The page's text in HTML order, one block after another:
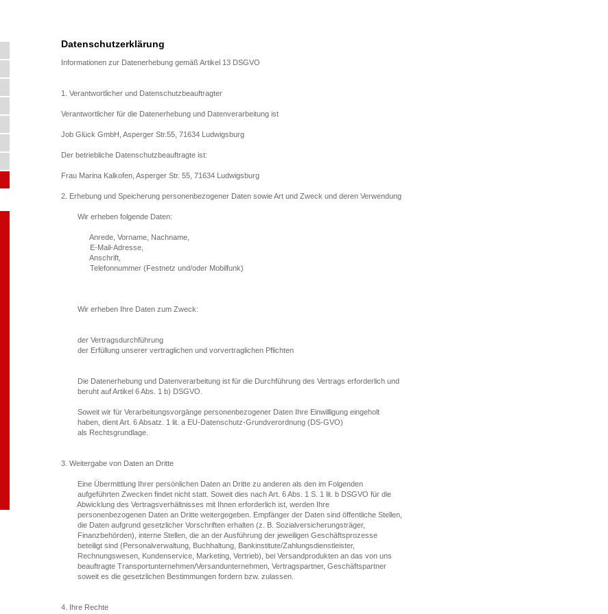
Datenschutzerklärung
Informationen zur Datenerhebung gemäß Artikel 13 DSGVO
1. Verantwortlicher und Datenschutzbeauftragter
Verantwortlicher für die Datenerhebung und Datenverarbeitung ist
Job Glück GmbH, Asperger Str.55, 71634 Ludwigsburg
Der betriebliche Datenschutzbeauftragte ist:
Frau Marina Kalkofen, Asperger Str. 55, 71634 Ludwigsburg
2. Erhebung und Speicherung personenbezogener Daten sowie Art und Zweck und deren Verwendung
Wir erheben folgende Daten:
Anrede, Vorname, Nachname,
E-Mail-Adresse,
Anschrift,
Telefonnummer (Festnetz und/oder Mobilfunk)
Wir erheben Ihre Daten zum Zweck:
der Vertragsdurchführung
der Erfüllung unserer vertraglichen und vorvertraglichen Pflichten
Die Datenerhebung und Datenverarbeitung ist für die Durchführung des Vertrags erforderlich und
beruht auf Artikel 6 Abs. 1 b) DSGVO.
Soweit wir für Verarbeitungsvorgänge personenbezogener Daten Ihre Einwilligung eingeholt
haben, dient Art. 6 Absatz. 1 lit. a EU-Datenschutz-Grundverordnung (DS-GVO)
als Rechtsgrundlage.
3. Weitergabe von Daten an Dritte
Eine Übermittlung Ihrer persönlichen Daten an Dritte zu anderen als den im Folgenden
aufgeführten Zwecken findet nicht statt. Soweit dies nach Art. 6 Abs. 1 S. 1 lit. b DSGVO für die
Abwicklung des Vertragsverhältnisses mit Ihnen erforderlich ist, werden Ihre
personenbezogenen Daten an Dritte weitergegeben. Empfänger der Daten sind öffentliche Stellen,
die Daten aufgrund gesetzlicher Vorschriften erhalten (z. B. Sozialversicherungsträger,
Finanzbehörden), interne Stellen, die an der Ausführung der jeweiligen Geschäftsprozesse
beteiligt sind (Personalverwaltung, Buchhaltung, Bankinstitute/Zahlungsdienstleister,
Rechnungswesen, Kundenservice, Marketing, Vertrieb), bei Versandprodukten an das von uns
beauftragte Transportunternehmen/Versandunternehmen, Vertragspartner, Geschäftspartner
soweit es die gesetzlichen Bestimmungen fordern bzw. zulassen.
4. Ihre Rechte